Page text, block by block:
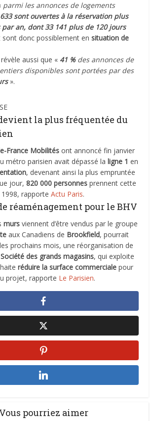
parmi les annonces de logements
sont ouvertes à la réservation plus
par an, dont 33 141 plus de 120 jours
donc possiblement ensituation de
aussi que « 41 % des annonces de
disponibles sont portées par des
».
la plus fréquentée du
France Mobilités ont annoncé fin janvier
métro parisien avait dépassé laligne 1en
, devenant ainsi la plus empruntée
jour, 820 000 personnes prennent cette
1998, rapporteActu Paris.
réaménagement pour le BHV
murs viennent d’être vendus par le groupe
aux Canadiens de Brookfield, pourrait
prochains mois, une réorganisation de
Société des grands magasins, qui exploite
réduire la surface commerciale pour
projet, rapporte Le Parisien.
Vous pourriez aimer